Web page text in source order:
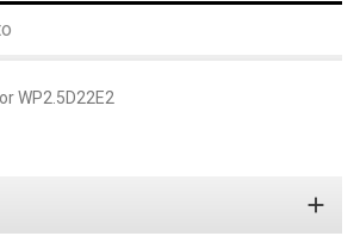
WP2.5D22E2
